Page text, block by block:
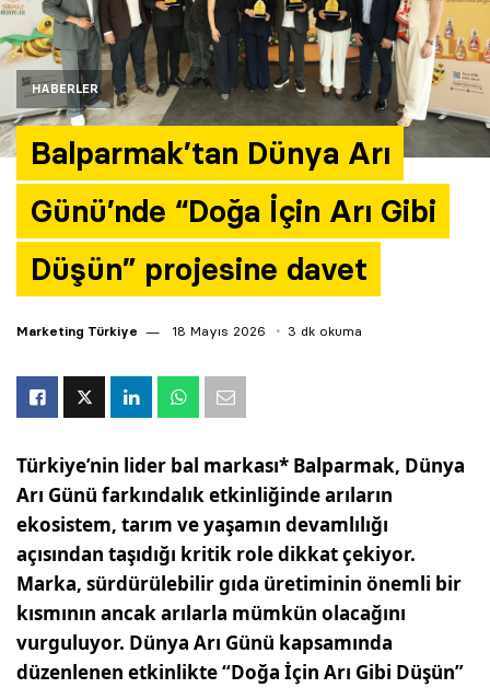
HABERLER
Balparmak’tan Dünya Arı
Günü’nde “Doğa İçin Arı Gibi
Düşün” projesine davet
Marketing Türkiye 18 Mayıs 2026 3 dk okuma
Türkiye’nin lider bal markası* Balparmak, Dünya
Arı Günü farkındalık etkinliğinde arıların
ekosistem, tarım ve yaşamın devamlılığı
açısından taşıdığı kritik role dikkat çekiyor.
Marka, sürdürülebilir gıda üretiminin önemli bir
kısmının ancak arılarla mümkün olacağını
vurguluyor. Dünya Arı Günü kapsamında
düzenlenen etkinlikte “Doğa İçin Arı Gibi Düşün”